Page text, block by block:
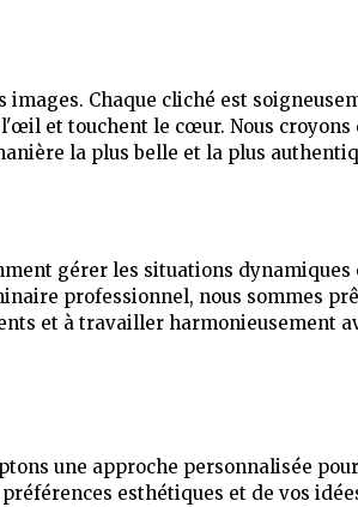
Chaque cliché est
et touchent le cœur. Nous croyons
la plus belle et la plus
gérer les situations dynamiques
professionnel, nous sommes
et à travailler harmonieusement
une approche personnalisée
esthétiques et de vos